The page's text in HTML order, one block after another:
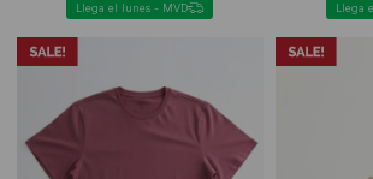
Llega el lunes - MVD Llega